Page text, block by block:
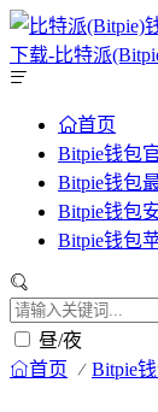
首页
Bitpie钱包
Bitpie钱包
Bitpie钱包
Bitpie钱包
昼/夜
首页 Bitpie